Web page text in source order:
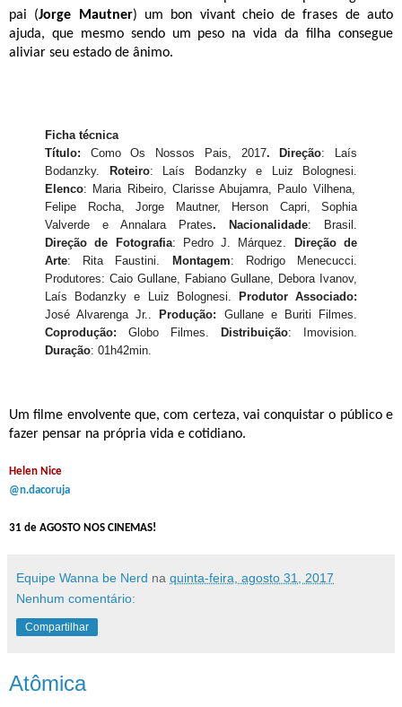
pai (Jorge Mautner) um bon vivant cheio de frases de auto
ajuda, que mesmo sendo um peso na vida da filha consegue
aliviar seu estado de ânimo.
Ficha técnica
Título: Como Os Nossos Pais, 2017. Direção: Laís
Bodanzky.
Roteiro: Laís Bodanzky e Luiz Bolognesi.
Elenco: Maria Ribeiro, Clarisse Abujamra, Paulo Vilhena,
Felipe Rocha, Jorge Mautner, Herson Capri, Sophia
Valverde e Annalara Prates. Nacionalidade: Brasil.
Direção de Fotografia: Pedro J. Márquez.
Direção de
Arte: Rita Faustini. Montagem: Rodrigo Menecucci.
Produtores: Caio Gullane, Fabiano Gullane, Debora Ivanov,
Laís Bodanzky e Luiz Bolognesi.
Produtor Associado:
José Alvarenga Jr..
Produção: Gullane e Buriti Filmes.
Coprodução: Globo Filmes. Distribuição: Imovision.
Duração: 01h42min.
Um filme envolvente que, com certeza, vai conquistar o público e
fazer pensar na própria vida e cotidiano.
Helen Nice
@n.dacoruja
31 de AGOSTO NOS CINEMAS!
Equipe Wanna be Nerd na quinta-feira, agosto 31, 2017
Nenhum comentário:
Compartilhar
Atômica